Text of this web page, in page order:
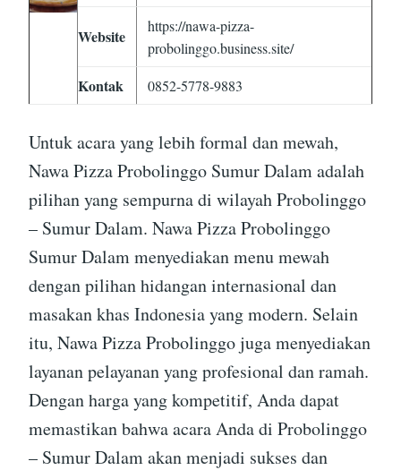
Website
https://nawa-pizza-
probolinggo.business.site/
Kontak 0852-5778-9883
Untuk acara yang lebih formal dan mewah,
Nawa Pizza Probolinggo Sumur Dalam adalah
pilihan yang sempurna di wilayah Probolinggo
– Sumur Dalam. Nawa Pizza Probolinggo
Sumur Dalam menyediakan menu mewah
dengan pilihan hidangan internasional dan
masakan khas Indonesia yang modern. Selain
itu, Nawa Pizza Probolinggo juga menyediakan
layanan pelayanan yang profesional dan ramah.
Dengan harga yang kompetitif, Anda dapat
memastikan bahwa acara Anda di Probolinggo
– Sumur Dalam akan menjadi sukses dan